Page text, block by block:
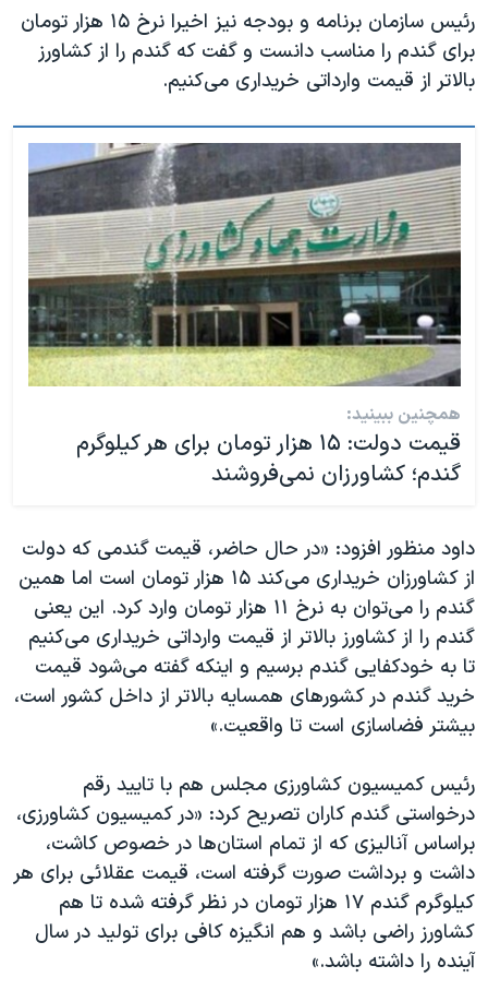
رئیس سازمان برنامه و بودجه نیز اخیرا نرخ ۱۵ هزار تومان
برای گندم را مناسب دانست و گفت که گندم را از کشاورز
بالاتر از قیمت وارداتی خریداری می‌کنیم.
همچنین ببینید:
قیمت دولت: ۱۵ هزار تومان برای هر کیلوگرم
گندم؛ کشاورزان نمی‌فروشند
داود منظور افزود: «در حال حاضر، قیمت گندمی که دولت
از کشاورزان خریداری می‌کند ۱۵ هزار تومان است اما همین
گندم را می‌توان به نرخ ۱۱ هزار تومان وارد کرد. این یعنی
گندم را از کشاورز بالاتر از قیمت وارداتی خریداری می‌کنیم
تا به خودکفایی گندم برسیم و اینکه گفته می‌شود قیمت
خرید گندم در کشورهای همسایه بالاتر از داخل کشور است،
بیشتر فضاسازی‌ است تا واقعیت.»
رئیس کمیسیون کشاورزی مجلس هم با تایید رقم
درخواستی گندم کاران تصریح کرد: «در کمیسیون کشاورزی،
براساس آنالیزی که از تمام استان‌ها در خصوص کاشت،
داشت و برداشت صورت گرفته است، قیمت عقلائی برای هر
کیلوگرم گندم ۱۷ هزار تومان در نظر گرفته شده تا هم
کشاورز راضی باشد و هم انگیزه کافی برای تولید در سال
آینده را داشته باشد.»